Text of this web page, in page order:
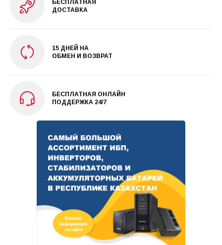
БЕСПЛАТНАЯ
ДОСТАВКА
15 ДНЕЙ НА
ОБМЕН И ВОЗВРАТ
БЕСПЛАТНАЯ ОНЛАЙН
ПОДДЕРЖКА 24/7